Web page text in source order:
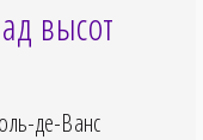
высот
де-Ванс